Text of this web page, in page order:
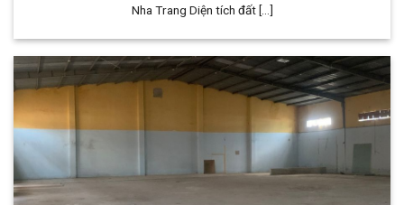
Nha Trang Diện tích đất [...]